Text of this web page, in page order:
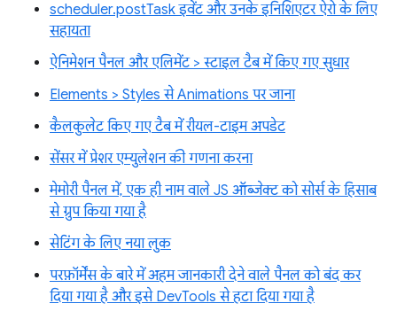
scheduler.postTask इवेंट और उनके इनिशिएटर ऐरो के लिए
सहायता
ऐनिमेशन पैनल और एलिमेंट > स्टाइल टैब में किए गए सुधार
Elements > Styles से Animations पर जाना
कैलकुलेट किए गए टैब में रीयल-टाइम अपडेट
सेंसर में प्रेशर एम्युलेशन की गणना करना
मेमोरी पैनल में, एक ही नाम वाले JS ऑब्जेक्ट को सोर्स के हिसाब
से ग्रुप किया गया है
सेटिंग के लिए नया लुक
परफ़ॉर्मेंस के बारे में अहम जानकारी देने वाले पैनल को बंद कर
दिया गया है और इसे DevTools से हटा दिया गया है